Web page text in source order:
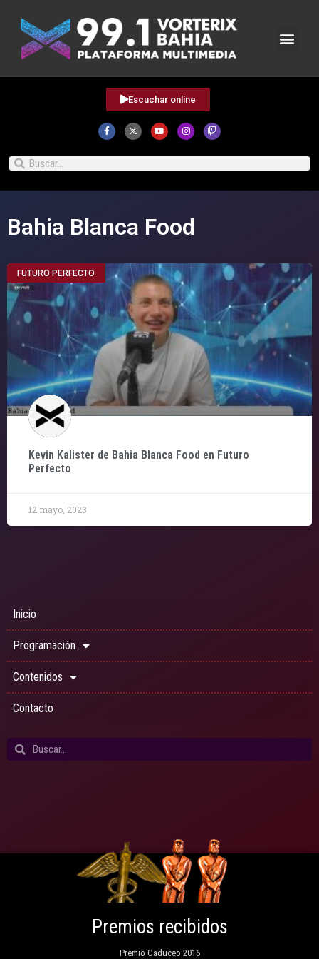
Escuchar online
Bahia Blanca Food
FUTURO PERFECTO
Kevin Kalister de Bahia Blanca Food en Futuro
Perfecto
12 mayo, 2023
Inicio
Programación
Contenidos
Contacto
Premios recibidos
Premio Caduceo 2016